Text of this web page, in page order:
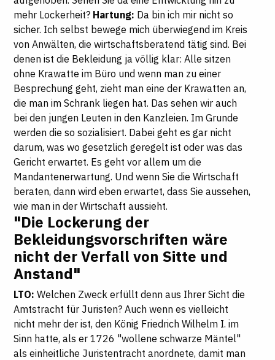
mehr Lockerheit? Hartung: Da bin ich mir nicht so
sicher. Ich selbst bewege mich überwiegend im Kreis
von Anwälten, die wirtschaftsberatend tätig sind. Bei
denen ist die Bekleidung ja völlig klar: Alle sitzen
ohne Krawatte im Büro und wenn man zu einer
Besprechung geht, zieht man eine der Krawatten an,
die man im Schrank liegen hat. Das sehen wir auch
bei den jungen Leuten in den Kanzleien. Im Grunde
werden die so sozialisiert. Dabei geht es gar nicht
darum, was wo gesetzlich geregelt ist oder was das
Gericht erwartet. Es geht vor allem um die
Mandantenerwartung. Und wenn Sie die Wirtschaft
beraten, dann wird eben erwartet, dass Sie aussehen,
wie man in der Wirtschaft aussieht.
"Die Lockerung der
Bekleidungsvorschriften wäre
nicht der Verfall von Sitte und
Anstand"
LTO: Welchen Zweck erfüllt denn aus Ihrer Sicht die
Amtstracht für Juristen? Auch wenn es vielleicht
nicht mehr der ist, den König Friedrich Wilhelm I. im
Sinn hatte, als er 1726 "wollene schwarze Mäntel"
als einheitliche Juristentracht anordnete, damit man